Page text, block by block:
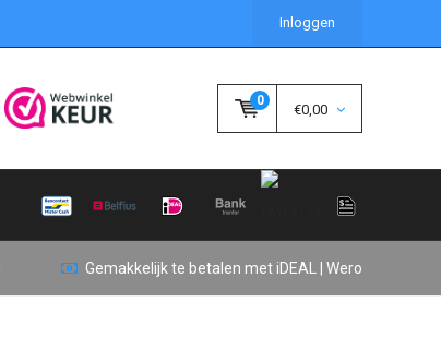
Inloggen
0
€0,00
Gemakkelijk te betalen met iDEAL | Wero